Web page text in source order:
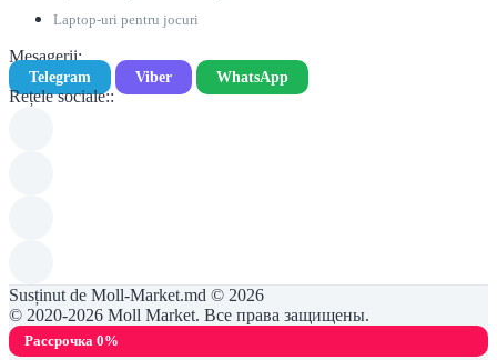
Laptop-uri pentru jocuri
Mesagerii:
Telegram Viber WhatsApp
Rețele sociale::
Susținut de Moll-Market.md © 2026
© 2020-2026 Moll Market. Все права защищены.
Рассрочка 0%